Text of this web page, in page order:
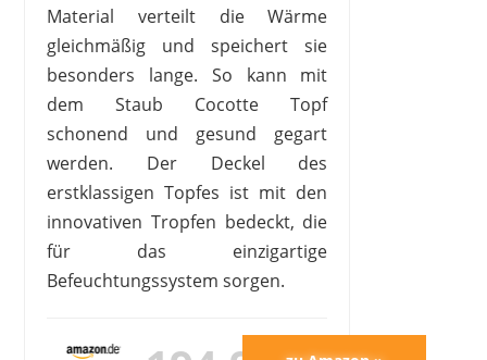
Material verteilt die Wärme
gleichmäßig und speichert sie
besonders lange. So kann mit
dem Staub Cocotte Topf
schonend und gesund gegart
werden. Der Deckel des
erstklassigen Topfes ist mit den
innovativen Tropfen bedeckt, die
für das einzigartige
Befeuchtungssystem sorgen.